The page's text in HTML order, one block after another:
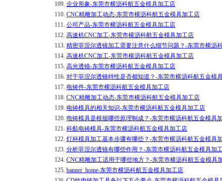
109. 企业形象-东莞市横沥科航五金模具加工店
110. CNC精雕加工动态-东莞市横沥科航五金模具加工店
111. 公司产品-东莞市横沥科航五金模具加工店
112. 高速机CNC加工-东莞市横沥科航五金模具加工店
113. 精密菲涅尔透镜加工需要注意什么细节问题？-东莞市横沥
114. 高速机CNC加工-东莞市横沥科航五金模具加工店
115. 高光透镜-东莞市横沥科航五金模具加工店
116. 对于菲涅尔透镜特性是否都知道？-东莞市横沥科航五金模
117. 电铸件-东莞市横沥科航五金模具加工店
118. CNC精雕加工动态-东莞市横沥科航五金模具加工店
119. 电铸模具的相关知识-东莞市横沥科航五金模具加工店
120. 电铸模具是根据哪些原理制成？-东莞市横沥科航五金模具
121. 科航电铸模具-东莞市横沥科航五金模具加工店
122. 灯杯模具加工基本步骤有哪些？-东莞市横沥科航五金模具
123. 分析菲涅尔透镜有哪些作用？-东莞市横沥科航五金模具加
124. CNC精雕加工适用于哪些地方？-东莞市横沥科航五金模具
125. banner_home-东莞市横沥科航五金模具加工店